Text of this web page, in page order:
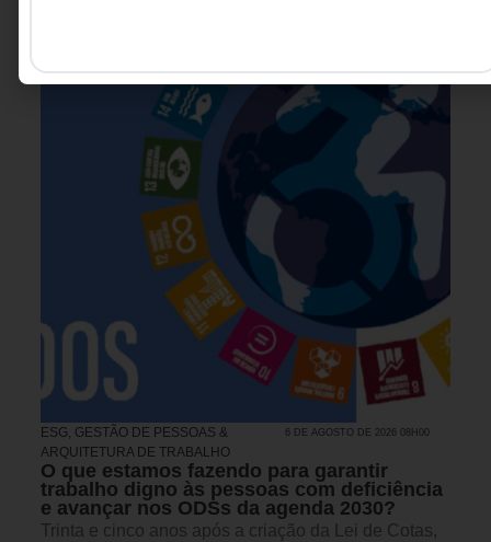
ESG, GESTÃO DE PESSOAS &
ARQUITETURA DE TRABALHO
6 DE AGOSTO DE 2026 08H00
O que estamos fazendo para garantir
trabalho digno às pessoas com deficiência
e avançar nos ODSs da agenda 2030?
Trinta e cinco anos após a criação da Lei de Cotas,